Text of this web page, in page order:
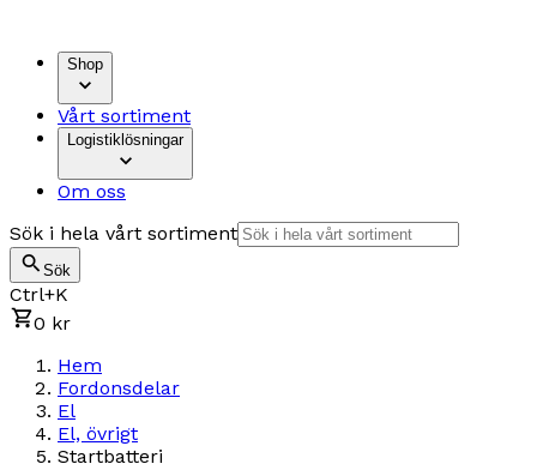
Shop
Vårt sortiment
Logistiklösningar
Om oss
Sök i hela vårt sortiment
Sök
Ctrl+K
0 kr
Hem
Fordonsdelar
El
El, övrigt
Startbatteri